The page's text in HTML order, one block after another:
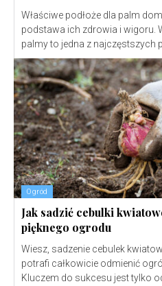
Właściwe podłoże dla palm
podstawa ich zdrowia i wigoru.
palmy to jedna z najczęstszych
Ogród
Jak sadzić cebulki
pięknego ogrodu
Wiesz, sadzenie cebulek
potrafi całkowicie odmienić
Kluczem do sukcesu jest tylko